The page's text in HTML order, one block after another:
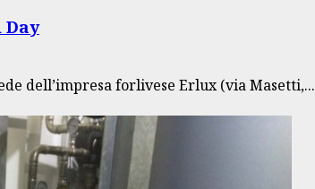
Day
dell’impresa forlivese Erlux (via Masetti,...